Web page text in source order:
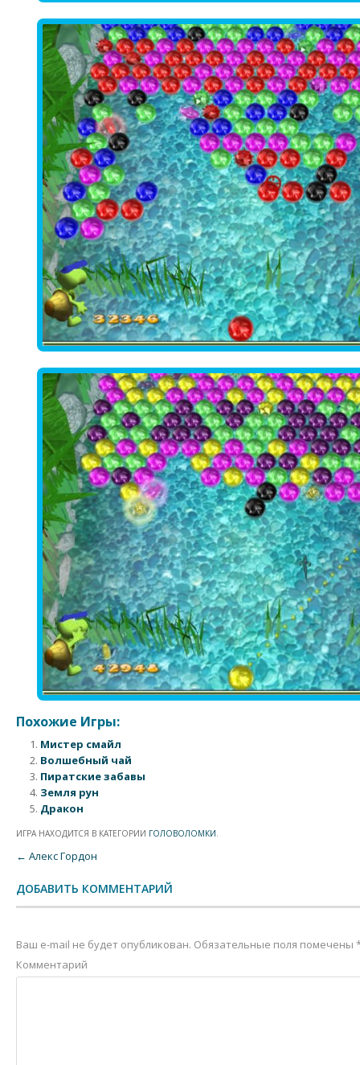
Похожие Игры:
Мистер смайл
Волшебный чай
Пиратские забавы
Земля рун
Дракон
ИГРА НАХОДИТСЯ В КАТЕГОРИИ ГОЛОВОЛОМКИ.
Post navigation
← Алекс Гордон
ДОБАВИТЬ КОММЕНТАРИЙ
Ваш e-mail не будет опубликован. Обязательные поля помечены
Комментарий